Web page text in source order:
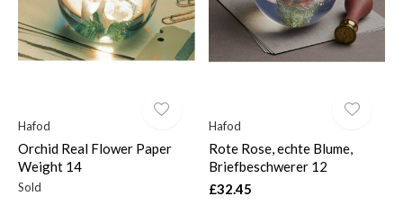
Hafod
Orchid Real Flower Paper
Weight 14
Sold
Hafod
Rote Rose, echte Blume,
Briefbeschwerer 12
£32.45